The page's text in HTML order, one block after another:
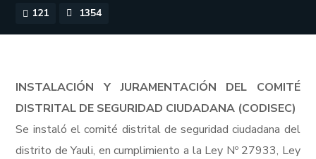
121 1354
INSTALACIÓN Y JURAMENTACIÓN DEL COMITÉ
DISTRITAL DE SEGURIDAD CIUDADANA (CODISEC)
Se instaló el comité distrital de seguridad ciudadana del
distrito de Yauli, en cumplimiento a la Ley Nº 27933, Ley